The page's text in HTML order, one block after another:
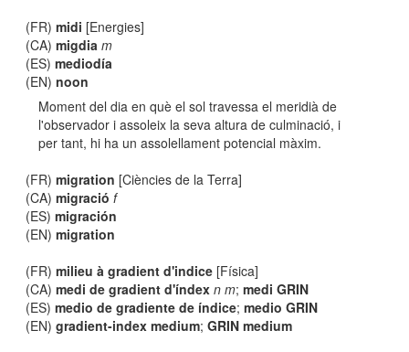
(FR)midi [Energies]
(CA)migdia m
(ES)mediodía
(EN)noon
Moment del dia en què el sol travessa el meridià de
l'observador i assoleix la seva altura de culminació, i
per tant, hi ha un assolellament potencial màxim.
(FR)migration [Ciències de la Terra]
(CA)migració f
(ES)migración
(EN)migration
(FR)milieu à gradient d'indice [Física]
(CA)medi de gradient d'índex n m;medi GRIN
(ES)medio de gradiente de índice;medio GRIN
(EN)gradient-index medium;GRIN medium